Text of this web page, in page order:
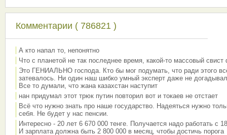
Комментарии ( 786821 )
А кто напал то, непонятно
Что с планетой не так последнее время, какой-то массовый свист
Это ГЕНИАЛЬНО господа. Кто бы мог подумать, что ради этого
затевалось. Ни один наш шибко умный эксперт даже не
Все то думали, что жана казахстан наступит
нан придумал этот трюк путин повторил вот и токаев не отстает
Всё что нужно знать про наше государство. Надеяться нужно
себя. Не будет у нас пенсии.
Интересно - 20 лет 6 670 000 тенге. Получается надо работать с
И зарплата должна быть 2 800 000 в месяц, чтобы достичь порога